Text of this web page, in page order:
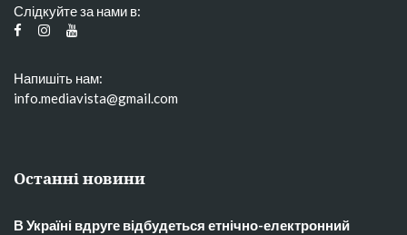
Слідкуйте за нами в:
Напишіть нам:
info.mediavista@gmail.com
Останні новини
В Україні вдруге відбудеться етнічно-електронний